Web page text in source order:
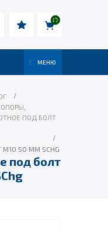
МЕНЮ
ПОД БОЛТ
50 ММ SCHG
под болт